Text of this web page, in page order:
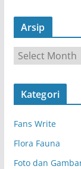
Arsip
r
s
Kategori
Fans Write
Flora Fauna
Foto dan